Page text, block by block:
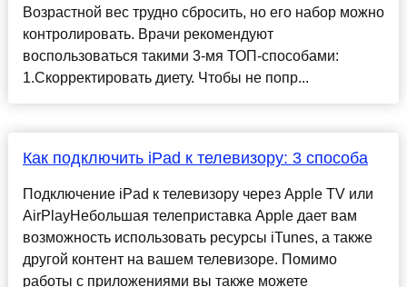
Возрастной вес трудно сбросить, но его набор можно
контролировать. Врачи рекомендуют
воспользоваться такими 3-мя ТОП-способами:
1.Скорректировать диету. Чтобы не попр...
Как подключить iPad к телевизору: 3 способа
Подключение iPad к телевизору через Apple TV или
AirPlayНебольшая телеприставка Apple дает вам
возможность использовать ресурсы iTunes, а также
другой контент на вашем телевизоре. Помимо
работы с приложениями вы также можете